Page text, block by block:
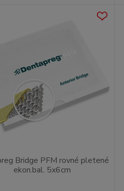
Bridge PFM rovné pletené
ekon.bal. 5x6cm